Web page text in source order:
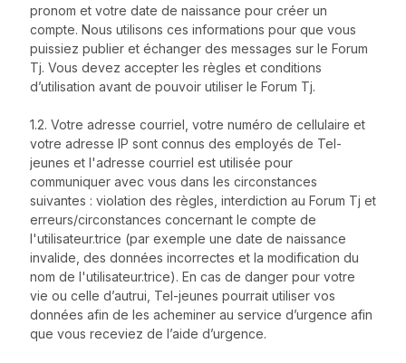
pronom et votre date de naissance pour créer un
compte. Nous utilisons ces informations pour que vous
puissiez publier et échanger des messages sur le Forum
Tj. Vous devez accepter les règles et conditions
d’utilisation avant de pouvoir utiliser le Forum Tj.
1.2. Votre adresse courriel, votre numéro de cellulaire et
votre adresse IP sont connus des employés de Tel-
jeunes et l'adresse courriel est utilisée pour
communiquer avec vous dans les circonstances
suivantes : violation des règles, interdiction au Forum Tj et
erreurs/circonstances concernant le compte de
l'utilisateur.trice (par exemple une date de naissance
invalide, des données incorrectes et la modification du
nom de l'utilisateur.trice). En cas de danger pour votre
vie ou celle d’autrui, Tel-jeunes pourrait utiliser vos
données afin de les acheminer au service d’urgence afin
que vous receviez de l’aide d’urgence.